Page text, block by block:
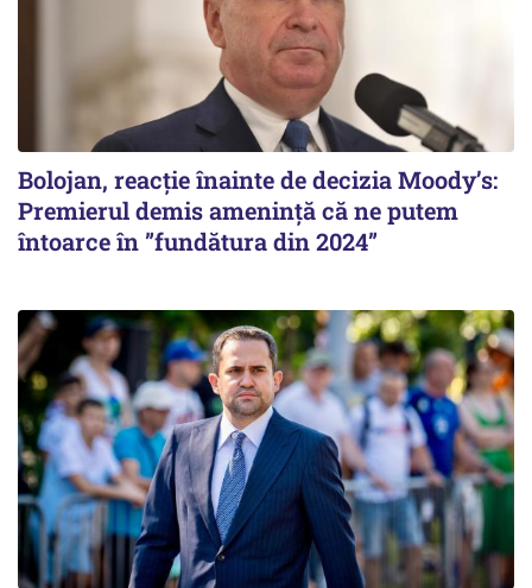
Bolojan, reacție înainte de decizia Moody’s:
Premierul demis amenință că ne putem
întoarce în ”fundătura din 2024”